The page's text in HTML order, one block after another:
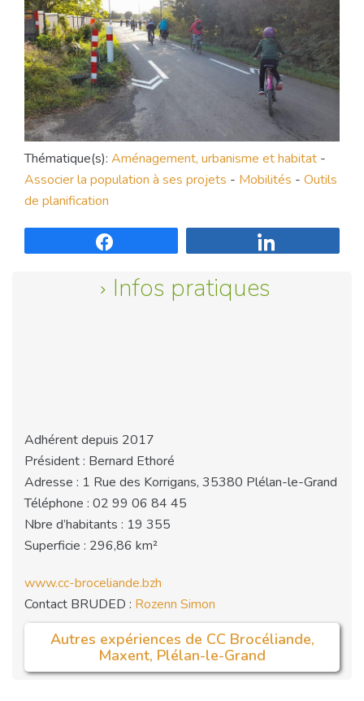
Thématique(s): Aménagement, urbanisme et habitat -
Associer la population à ses projets - Mobilités - Outils
de planification
Infos pratiques
Adhérent depuis 2017
Président : Bernard Ethoré
Adresse : 1 Rue des Korrigans, 35380 Plélan-le-Grand
Téléphone : 02 99 06 84 45
Nbre d’habitants : 19 355
Superficie : 296,86 km²
www.cc-broceliande.bzh
Contact BRUDED : Rozenn Simon
Autres expériences de CC Brocéliande,
Maxent, Plélan-le-Grand